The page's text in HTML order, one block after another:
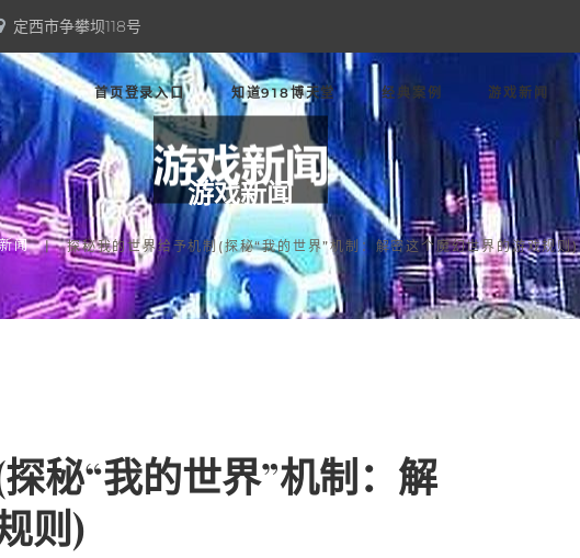
定西市争攀坝118号
首页登录入口 知道918博天堂 经典案例 游戏新闻
游戏新闻
闻 探秘我的世界给予机制(探秘“我的世界”机制：解密这个魔幻世界的游戏规则)
秘“我的世界”机制：解
则)